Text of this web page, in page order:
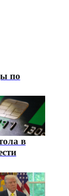
по
в